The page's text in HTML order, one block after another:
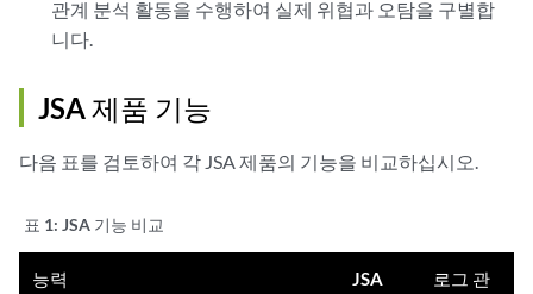
관계 분석 활동을 수행하여 실제 위협과 오탐을 구별합
니다.
JSA 제품 기능
다음 표를 검토하여 각 JSA제품의 기능을 비교하십시오.
표 1: JSA 기능 비교
능력
JSA
로그 관